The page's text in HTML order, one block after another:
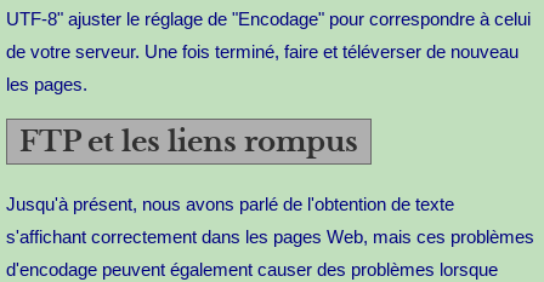
UTF-8" ajuster le réglage de "Encodage" pour correspondre à celui
de votre serveur. Une fois terminé, faire et téléverser de nouveau
les pages.
FTP et les liens rompus
Jusqu'à présent, nous avons parlé de l'obtention de texte
s'affichant correctement dans les pages Web, mais ces problèmes
d'encodage peuvent également causer des problèmes lorsque